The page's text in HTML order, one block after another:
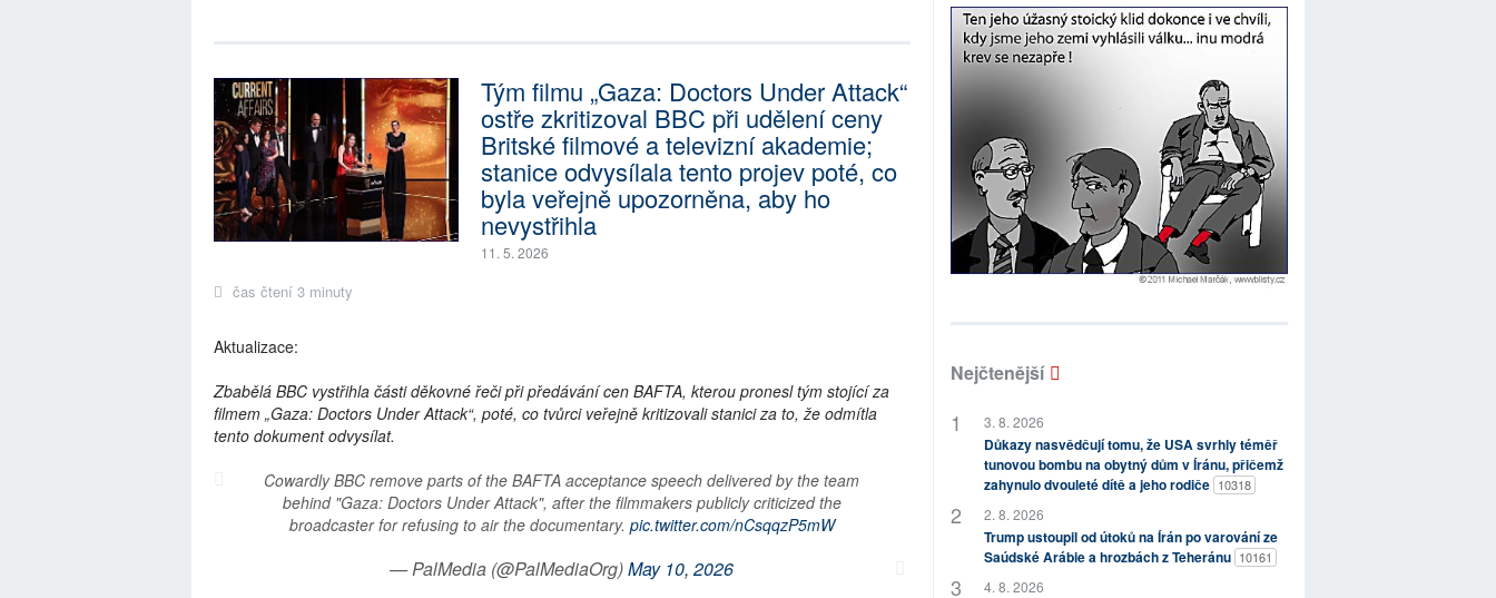
Tým filmu „Gaza: Doctors Under Attack“
ostře zkritizoval BBC při udělení ceny
Britské filmové a televizní akademie;
stanice odvysílala tento projev poté, co
byla veřejně upozorněna, aby ho
nevystřihla
11. 5. 2026
čas čtení 3 minuty
Aktualizace:
Zbabělá BBC vystřihla části děkovné řeči při předávání cen BAFTA, kterou pronesl tým stojící za
filmem „Gaza: Doctors Under Attack“, poté, co tvůrci veřejně kritizovali stanici za to, že odmítla
tento dokument odvysílat.
Cowardly BBC remove parts of the BAFTA acceptance speech delivered by the team
behind "Gaza: Doctors Under Attack", after the filmmakers publicly criticized the
broadcaster for refusing to air the documentary. pic.twitter.com/nCsqqzP5mW
— PalMedia (@PalMediaOrg)May 10, 2026
Nejčtenější
3. 8. 2026
Důkazy nasvědčují tomu, že USA svrhly téměř
tunovou bombu na obytný dům v Íránu, přičemž
zahynulo dvouleté dítě a jeho rodiče 10318
2. 8. 2026
Trump ustoupil od útoků na Írán po varování ze
Saúdské Arábie a hrozbách z Teheránu 10161
4. 8. 2026